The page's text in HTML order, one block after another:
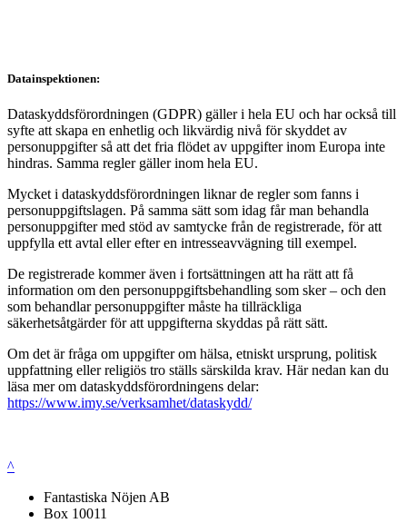
Datainspektionen:
Dataskyddsförordningen (GDPR) gäller i hela EU och har också till
syfte att skapa en enhetlig och likvärdig nivå för skyddet av
personuppgifter så att det fria flödet av uppgifter inom Europa inte
hindras. Samma regler gäller inom hela EU.
Mycket i dataskyddsförordningen liknar de regler som fanns i
personuppgiftslagen. På samma sätt som idag får man behandla
personuppgifter med stöd av samtycke från de registrerade, för att
uppfylla ett avtal eller efter en intresseavvägning till exempel.
De registrerade kommer även i fortsättningen att ha rätt att få
information om den personuppgiftsbehandling som sker – och den
som behandlar personuppgifter måste ha tillräckliga
säkerhetsåtgärder för att uppgifterna skyddas på rätt sätt.
Om det är fråga om uppgifter om hälsa, etniskt ursprung, politisk
uppfattning eller religiös tro ställs särskilda krav. Här nedan kan du
läsa mer om dataskyddsförordningens delar:
https://www.imy.se/verksamhet/dataskydd/
^
Fantastiska Nöjen AB
Box 10011